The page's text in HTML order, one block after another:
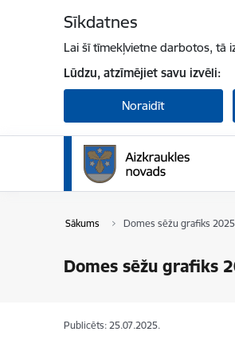
Sīkdatnes
Lai šī tīmekļvietne darbotos, tā
Lūdzu, atzīmējiet savu izvēli:
Noraidīt
Sākums Domes sēžu grafiks
Domes sēžu grafiks
Publicēts: 25.07.2025.